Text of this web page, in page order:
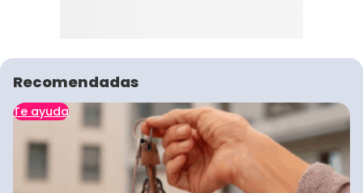
Recomendadas
Te ayuda